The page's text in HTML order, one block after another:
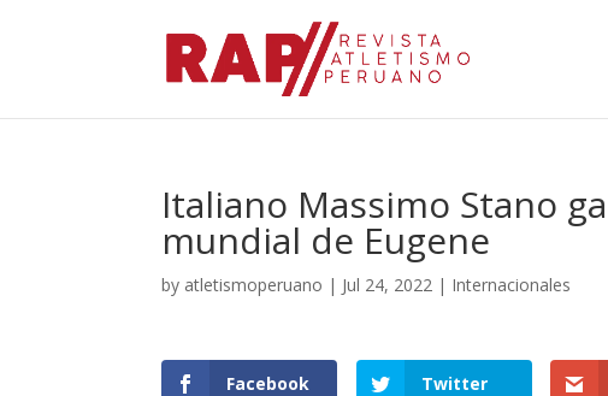
Italiano Massimo Stano
mundial de Eugene
by atletismoperuano | Jul 24, 2022 | Internacionales
Facebook Twitter